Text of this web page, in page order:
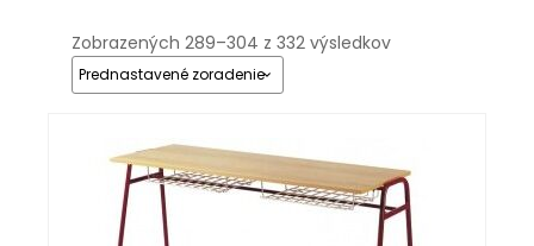
Zobrazených 289–304 z 332 výsledkov